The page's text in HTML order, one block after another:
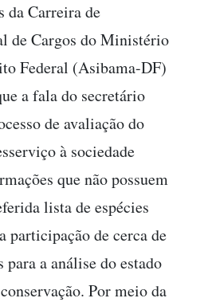
da Carreira de
de Cargos do Ministério
Federal (Asibama-DF)
a fala do secretário
de avaliação do
à sociedade
que não possuem
lista de espécies
participação de cerca de
a análise do estado
Por meio da